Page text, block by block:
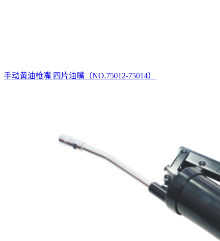
手动黄油枪嘴 四片油嘴（NO.75012-75014）